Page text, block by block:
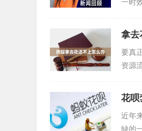
一时
拿去
要真
资源
花呗
近年
缺的